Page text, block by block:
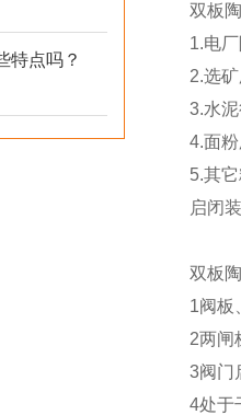
特点吗？
双板
1.电
2.选
3.水
4.面
5.其
启闭
双板
1阀板
2两闸
3阀门
4处于